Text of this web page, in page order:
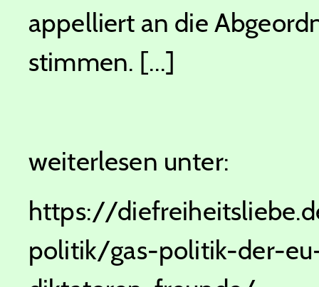
appelliert an die
stimmen. [...]
weiterlesen unter:
https://
politik/gas-politik-der-